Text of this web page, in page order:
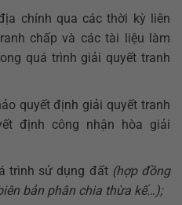
chính qua các thời kỳ liên
chấp và các tài liệu làm
quá trình giải quyết tranh
quyết định giải quyết tranh
định công nhận hòa giải
trình sử dụng đất (hợp đồng
bản phân chia thừa kế…);